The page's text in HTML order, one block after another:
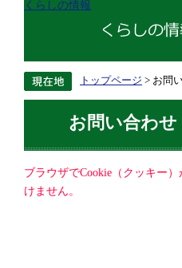
くらしの情報
トップページ > お問
お問い合わせ
ブラウザでCookie（クッキー
けません。